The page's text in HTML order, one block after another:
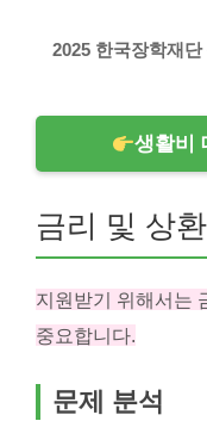
2025 한국장학재
생활비
금리 및 상
지원받기 위해서는
중요합니다.
문제 분석